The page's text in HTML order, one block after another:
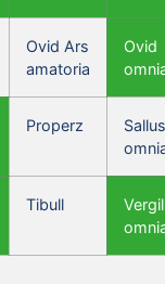
Ovid Ars
amatoria
Ovid
Properz
Tibull
Vergil